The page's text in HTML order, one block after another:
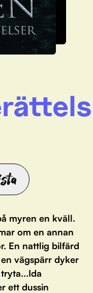
myren en kväll.
om en annan
En nattlig bilfärd
vägspärr dyker
ett dussin